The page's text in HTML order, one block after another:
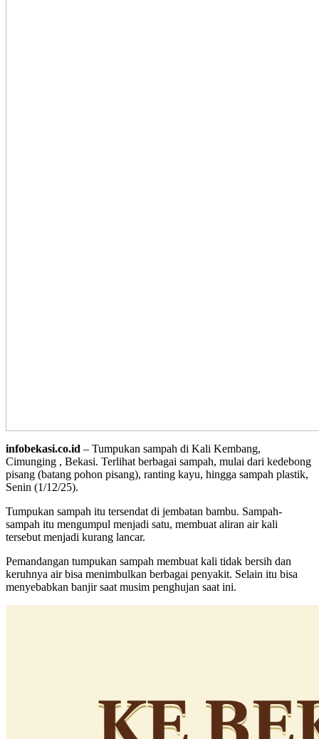
infobekasi.co.id – Tumpukan sampah di Kali Kembang,
Cimunging , Bekasi. Terlihat berbagai sampah, mulai dari kedebong
pisang (batang pohon pisang), ranting kayu, hingga sampah plastik,
Senin (1/12/25).
Tumpukan sampah itu tersendat di jembatan bambu. Sampah-
sampah itu mengumpul menjadi satu, membuat aliran air kali
tersebut menjadi kurang lancar.
Pemandangan tumpukan sampah membuat kali tidak bersih dan
keruhnya air bisa menimbulkan berbagai penyakit. Selain itu bisa
menyebabkan banjir saat musim penghujan saat ini.